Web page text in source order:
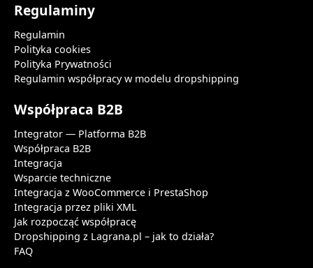
Regulaminy
Regulamin
Polityka cookies
Polityka Prywatności
Regulamin współpracy w modelu dropshipping
Współpraca B2B
Integrator — Platforma B2B
Współpraca B2B
Integracja
Wsparcie techniczne
Integracja z WooCommerce i PrestaShop
Integracja przez pliki XML
Jak rozpocząć współpracę
Dropshipping z Lagrana.pl – jak to działa?
FAQ